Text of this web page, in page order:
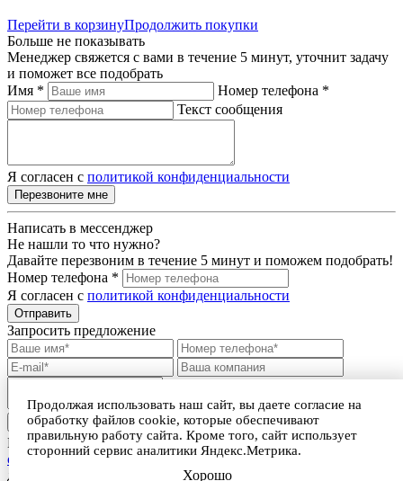
Продолжая использовать наш сайт, вы даете согласие на
обработку файлов cookie, которые обеспечивают
правильную работу сайта. Кроме того, сайт использует
сторонний сервис аналитики Яндекс.Метрика.
Хорошо
Перейти в корзинуПродолжить покупки
Больше не показывать
Менеджер свяжется с вами в течение 5 минут, уточнит задачу
и поможет все подобрать
Имя *
Номер телефона *
Текст сообщения
Я согласен с политикой конфиденциальности
Перезвоните мне
Написать в мессенджер
Не нашли то что нужно?
Давайте перезвоним в течение 5 минут и поможем подобрать!
Номер телефона *
Я согласен с политикой конфиденциальности
Отправить
Запросить предложение
Прикрепить файл
Нажимая на кнопку, я принимаюусловия пользовательского
соглашенияи даю Согласие на обработку персональных
данных